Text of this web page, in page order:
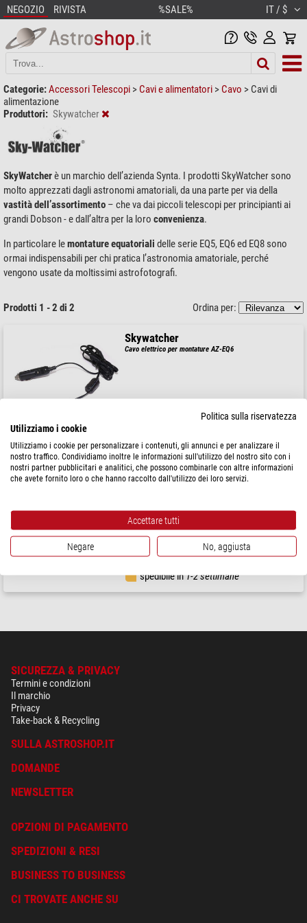
NEGOZIO RIVISTA %SALE% IT / $
Categorie:Accessori Telescopi > Cavi e alimentatori > Cavo > Cavi di
alimentazione
Produttori: Skywatcher
SkyWatcherè un marchio dell’azienda Synta. I prodotti SkyWatcher sono
molto apprezzati dagli astronomi amatoriali, da una parte per via della
vastità dell’assortimento – che va dai piccoli telescopi per principianti ai
grandi Dobson - e dall’altra per la loro convenienza.
In particolare lemontature equatoriali delle serie EQ5, EQ6 ed EQ8 sono
ormai indispensabili per chi pratica l’astronomia amatoriale, perché
vengono usate da moltissimi astrofotografi.
Prodotti 1 - 2 di 2 Ordina per:
Skywatcher
Cavo elettrico per montature AZ-EQ6
Skywatcher
$ 38,90
spedibile in1-2 settimane
SICUREZZA & PRIVACY
Termini e condizioni
Il marchio
Privacy
Take-back & Recycling
SULLA ASTROSHOP.IT
DOMANDE
NEWSLETTER
OPZIONI DI PAGAMENTO
SPEDIZIONI & RESI
BUSINESS TO BUSINESS
CI TROVATE ANCHE SU
Politica sulla riservatezza
Utilizziamo i cookie
Utilizziamo i cookie per personalizzare i contenuti, gli annunci e per analizzare il
nostro traffico. Condividiamo inoltre le informazioni sull'utilizzo del nostro sito con i
nostri partner pubblicitari e analitici, che possono combinarle con altre informazioni
che avete fornito loro o che hanno raccolto dall'utilizzo dei loro servizi.
Accettare tutti
Negare No, aggiusta